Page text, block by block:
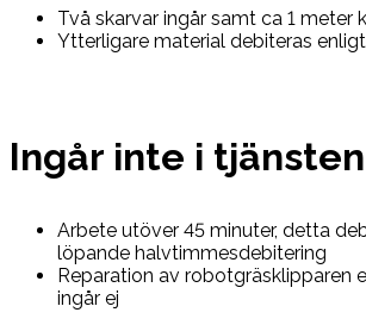
Två skarvar ingår samt ca 1 meter
Ytterligare material debiteras
Ingår inte i tjänsten
Arbete utöver 45 minuter, detta
löpande halvtimmesdebitering
Reparation av robotgräsklipparen
ingår ej